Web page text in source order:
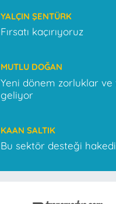
YALÇIN ŞENTÜRK
Fırsatı kaçırıyoruz
MUTLU DOĞAN
Yeni dönem zorluklar ve
geliyor
KAAN SALTIK
Bu sektör desteği